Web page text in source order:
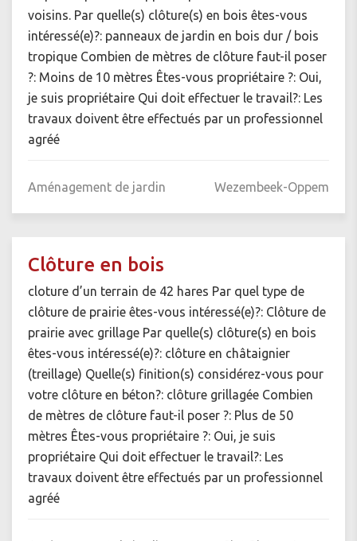
voisins. Par quelle(s) clôture(s) en bois êtes-vous
intéressé(e)?: panneaux de jardin en bois dur / bois
tropique Combien de mètres de clôture faut-il poser
?: Moins de 10 mètres Êtes-vous propriétaire ?: Oui,
je suis propriétaire Qui doit effectuer le travail?: Les
travaux doivent être effectués par un professionnel
agréé
Aménagement de jardin Wezembeek-Oppem
Clôture en bois
cloture d’un terrain de 42 hares Par quel type de
clôture de prairie êtes-vous intéressé(e)?: Clôture de
prairie avec grillage Par quelle(s) clôture(s) en bois
êtes-vous intéressé(e)?: clôture en châtaignier
(treillage) Quelle(s) finition(s) considérez-vous pour
votre clôture en béton?: clôture grillagée Combien
de mètres de clôture faut-il poser ?: Plus de 50
mètres Êtes-vous propriétaire ?: Oui, je suis
propriétaire Qui doit effectuer le travail?: Les
travaux doivent être effectués par un professionnel
agréé